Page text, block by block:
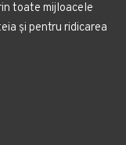
toate mijloacele
și pentru ridicarea